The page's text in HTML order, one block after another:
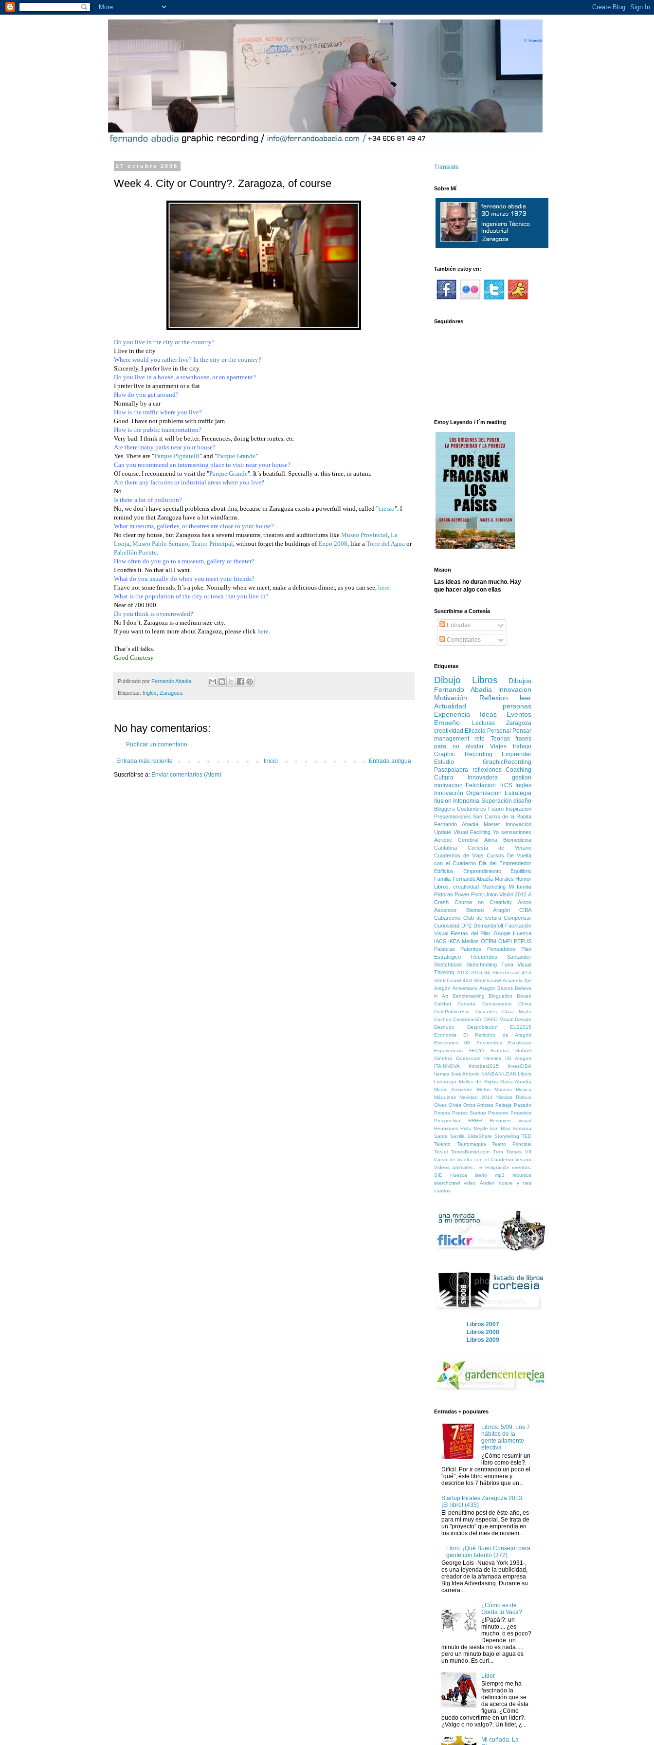
27 octubre 2008
Week 4. City or Country?. Zaragoza, of course
Do you live in the city or the country?
I live in the city
Where would you rather live? In the city or the country?
Sincerely, I prefer live in the city.
Do you live in a house, a townhouse, or an apartment?
I prefer live in apartment or a flat
How do you get around?
Normally by a car
How is the traffic where you live?
Good. I have not problems with traffic jam
How is the public transportation?
Very bad. I think it will be better. Frecuences, doing better routes, etc
Are there many parks near your house?
Yes. There are "Parque Pignatelli" and "Parque Grande"
Can you recommend an intereseting place to visit near your house?
Of course. I recommend to visit the "Parque Grande". It´s beatifull. Specially at this time, in autum.
Are there any factories or industrial areas where you live?
No
Is there a lot of pollution?
No, we don´t have speciall problems about this, because in Zaragoza exists a powerfull wind, called "cierzo". I
remind you that Zaragoza have a lot windfarms.
What museums, galleries, or theatres are close to your house?
No clear my house, but Zaragoza has a several museums, theatres and auditoriums like Museo Provincial La
Lonja Museo Pablo Serrano Teatro Principal , without forget the buildings ofExpo 2008 , like a Torre del Agua or
Pabellón Puente
How often do you go to a museum, gallery or theater?
I conffes it. No that all I want.
What do you usually do when you meet your friends?
I have not some friends. It´s a joke. Normally when we meet, make a delicious dinner, as you can see, here
What is the population of the city or town that you live in?
Near of 700.000
Do you think is overcrowded?
No I don´t. Zaragoza is a medium size city.
If you want to learn more about Zaragoza, please click here
That´s all falks.
Good Courtesy
Publicado por Fernando Abadia
Etiquetas: Ingles Zaragoza
No hay comentarios:
Publicar un comentario
Entrada más reciente Entrada antigua
Inicio
Suscribirse a: Enviar comentarios (Atom)
Translate
Sobre Mí
También estoy en:
Seguidores
Estoy Leyendo / I´m reading
Mision
Las ideas no duran mucho. Hay
que hacer algo con ellas
Suscribirse a Cortesía
Entradas
Comentarios
Etiquetas
Dibujo Libros
Dibujos
Fernando Abadia
innovacion
Motivación
Reflexion
leer
Actualidad
personas
Experiencia
Ideas
Eventos
Empeño
Lecturas
Zaragoza
creatividad Eficacia Personal Pensar
management
reto Teorias
frases
para no olvidar
Viajes
trabajo
Graphic Recording
Emprender
Estudio
GraphicRecording
Pasapalabra
reflexiones
Coaching
Cultura innovadora
gestion
motivacion
Felicitacion I+CS
Ingles
Innovación Organizacion
Estrategia
Ilusion Infonomia Superación diseño
Bloggers Costumbres Futuro Inspiracion
Presentaciones San Carlos de la Rapita
Fernando Abadía
Master Innovacion
Update Visual Faciliting Yo sensaciones
Aerobic Cerebral
Ainna
Biomedicina
Cantabria
Cortesía de Verano
Cuadernos de Viaje Cursos
De Vuelta
con el Cuaderno Dia del Emprendedor
Edificios
Emprendimiento
Equilibrio
Familia Fernando Abadía Morales Humor
Libros. creatividad
Marketing
Mi familia
Pildoras Power Point Union Visión 2012 A
Crash Course on Creativity
Actos
Ascensor
Biomed Aragón
CIBA
Cabarceno Club de lectura Compensar
Curiosidad DPZ Demandafolf Facilitación
Visual Fiestas del Pilar Google Huesca
IACS IKEA Medios OEPM OMPI PEPUS
Palabras
Patentes Pensadores
Plan
Estrategico
Recuerdos
Santander
Sketchbook
Sketchnoting Tuna
Visual
Thinking 2013 2016 34 Sketchcrawl 41st
Sketchcrawl 42st Sketchcrawl Acuarela Aje
Aragón Aniversario Aragón Barcos Believe
in Art
Benchmarking Bloguellon
Boxeo
Calidad
Canadá Carcassonne
China
CicloPolíticoEsic
Ciudades
Clara Marta
Coches Colaboración DAFO Visual Debate
Desnudo
Despoblacion
ELS2015
Economia
El Periodico de Aragón
Elecciones 08
Encuentros
Esculturas
Experiencias
FECYT Fabulas
Gabriel
Ginebra
Goear.com Hermes
IIS Aragon
ITAINNOVA
Inktober2015
InvesCIBA
Itemas José Antonio KANBAN LEAN Libors
Liderazgo Mallos de Riglos María Abadía
Medio Ambiente
Motos Museos
Musica
Máquinas
Navidad 2014
Nicolas Ridoux
Olves Olvés Otros Artistas Paisaje Pasado
Pereza Pirates Startup Presente Propsitos
Prospectiva
RRHH
Resumen visual
Reuniones Risto Mejide San Blas Semana
Santa Sevilla SlideShare Storytelling TED
Talento
Tauromaquia
Teatro Principal
Teruel
TorresBurriel.com Tren Trenes
VII
Curso de Vuelta con el Cuaderno Verano
Videos animales... e emigración eventos.
SIE Huesca
iseño mp3
recursos
sketchcrawl
video
Ánden nueve y tres
cuartos
Libros 2007
Libros 2008
Libros 2009
Entradas + populares
Libros: 5/09. Los 7
hábitos de la
gente altamente
efectiva
¿Cómo resumir un
libro como éste?.
Difícil. Por ir centrando un poco el
"qué", éste libro enumera y
describe los 7 hábitos que un...
Startup Pirates Zaragoza 2013:
¡El libro! (435)
El penúltimo post de éste año, es
para mí muy especial. Se trata de
un "proyecto" que emprendía en
los inicios del mes de noviem...
Libro: ¡Qué Buen Consejo! para
gente con talento (372)
George Lois -Nueva York 1931-,
es una leyenda de la publicidad,
creador de la afamada empresa
Big Idea Advertasing. Durante su
carrera...
¿Cómo es de
Gorda tu Vaca?
¿!Papá!?: un
minuto.... ¿es
mucho, o es poco?
Depende: un
minuto de siesta no es nada.....
pero un minuto bajo el agua es
un mundo. Es curi...
Líder
Siempre me ha
fascinado la
definición que se
da acerca de ésta
figura. ¿Cómo
puedo convertirme en un líder?.
¿Valgo o no valgo?. Un líder, ¿...
Mi cuñada. La